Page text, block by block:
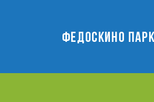
ФЕДОСКИНО ПАРК